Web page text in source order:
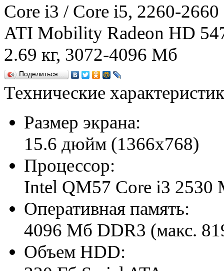
Core i3 / Core i5, 2260-
ATI Mobility Radeon HD
2.69 кг, 3072-4096 Мб
Поделиться…
Технические
Размер экрана:
15.6 дюйм (1366x768)
Процессор:
Intel QM57 Core i3
Оперативная память:
4096 Мб DDR3 (макс.
Объем HDD: